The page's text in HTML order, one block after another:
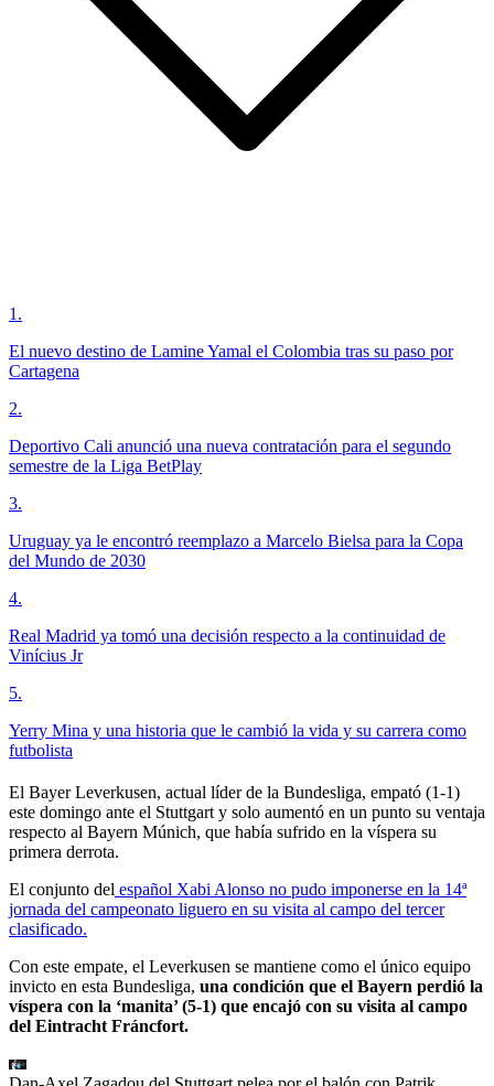
1 .
El nuevo destino de Lamine Yamal el Colombia tras su paso por
Cartagena
2.
Deportivo Cali anunció una nueva contratación para el segundo
semestre de la Liga BetPlay
3.
Uruguay ya le encontró reemplazo a Marcelo Bielsa para la Copa
del Mundo de 2030
4.
Real Madrid ya tomó una decisión respecto a la continuidad de
Vinícius Jr
5.
Yerry Mina y una historia que le cambió la vida y su carrera como
futbolista
El Bayer Leverkusen, actual líder de la Bundesliga, empató (1-1)
este domingo ante el Stuttgart y solo aumentó en un punto su ventaja
respecto al Bayern Múnich, que había sufrido en la víspera su
primera derrota.
El conjunto del español Xabi Alonso no pudo imponerse en la 14ª
jornada del campeonato liguero en su visita al campo del tercer
clasificado.
Con este empate, el Leverkusen se mantiene como el único equipo
invicto en esta Bundesliga, una condición que el Bayern perdió la
víspera con la ‘manita’ (5-1) que encajó con su visita al campo
del Eintracht Fráncfort.